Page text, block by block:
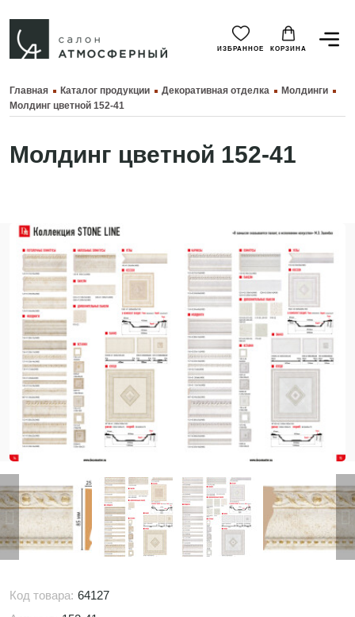
ИЗБРАННОЕ КОРЗИНА
Главная Каталог продукции Декоративная отделка
Молдинги
Молдинг цветной 152-41
Молдинг цветной 152-41
Код товара: 64127